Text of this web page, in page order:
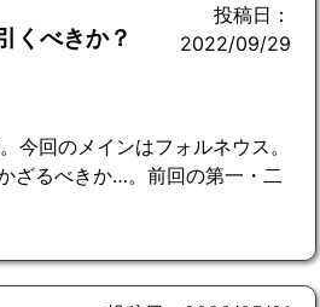
くべきか？
投稿日：
2022/09/29
回のメインはフォルネウス。
ざるべきか…。前回の第一・二